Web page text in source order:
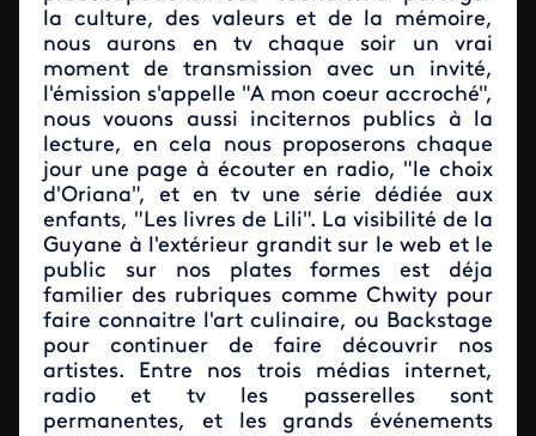
la culture, des valeurs et de la mémoire,
nous aurons en tv chaque soir un vrai
moment de transmission avec un invité,
l'émission s'appelle "A mon coeur accroché",
nous vouons aussi inciternos publics à la
lecture, en cela nous proposerons chaque
jour une page à écouter en radio, "le choix
d'Oriana", et en tv une série dédiée aux
enfants, "Les livres de Lili". La visibilité de la
Guyane à l'extérieur grandit sur le web et le
public sur nos plates formes est déja
familier des rubriques comme Chwity pour
faire connaitre l'art culinaire, ou Backstage
pour continuer de faire découvrir nos
artistes. Entre nos trois médias internet,
radio et tv les passerelles sont
permanentes, et les grands événements